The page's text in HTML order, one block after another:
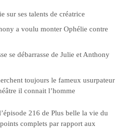
sur ses talents de créatrice
a voulu monter Ophélie contre
se débarrasse de Julie et Anthony
toujours le fameux usurpateur
il connait l’homme
216 de Plus belle la vie du
complets par rapport aux